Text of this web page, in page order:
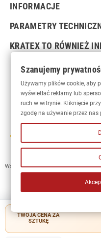
TWOJA CENA ZA
SZTUKĘ
INFORMACJE
PARAMETRY
KRATEX TO RÓWNIEŻ
Wszelkie prawa zastrzeżone © 2023
Szanujemy
Używamy plików cookie, aby
wyświetlać reklamy lub
ruch w witrynie. Kliknięcie
zgodę na używanie przez nas